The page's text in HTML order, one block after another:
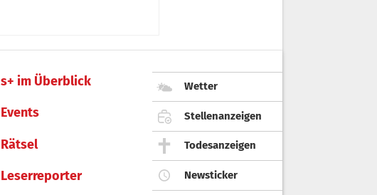
s+ im Überblick
Events
Rätsel
Leserreporter
Wetter
Stellenanzeigen
Todesanzeigen
Newsticker